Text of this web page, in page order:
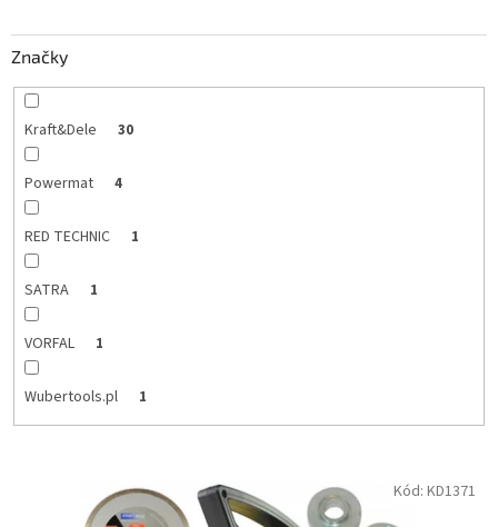
v
Značky
Kraft&Dele 30
Powermat 4
RED TECHNIC 1
SATRA 1
VORFAL 1
Wubertools.pl 1
Kód: KD1371